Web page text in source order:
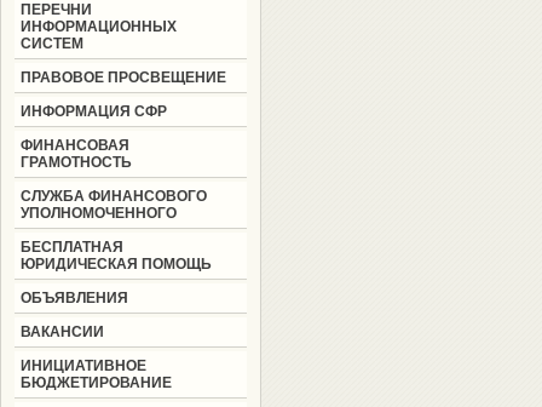
ПЕРЕЧНИ
ИНФОРМАЦИОННЫХ
СИСТЕМ
ПРАВОВОЕ ПРОСВЕЩЕНИЕ
ИНФОРМАЦИЯ СФР
ФИНАНСОВАЯ
ГРАМОТНОСТЬ
СЛУЖБА ФИНАНСОВОГО
УПОЛНОМОЧЕННОГО
БЕСПЛАТНАЯ
ЮРИДИЧЕСКАЯ ПОМОЩЬ
ОБЪЯВЛЕНИЯ
ВАКАНСИИ
ИНИЦИАТИВНОЕ
БЮДЖЕТИРОВАНИЕ